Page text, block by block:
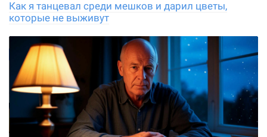
Как я танцевал среди мешков и дарил цветы,
которые не выживут